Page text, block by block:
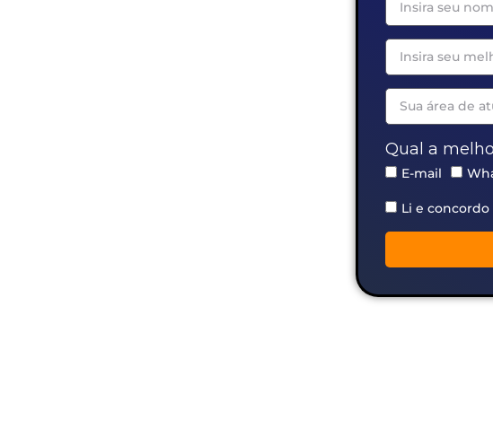
Qual a
E-mail
Li e concordo